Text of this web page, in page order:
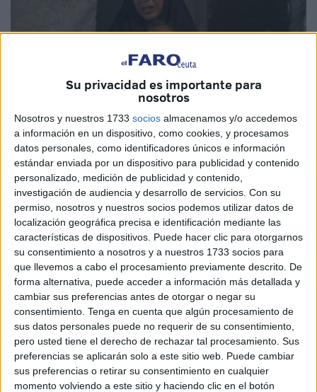
Su privacidad es importante para
nosotros
Nosotros y nuestros 1733 socios almacenamos y/o accedemos
a información en un dispositivo, como cookies, y procesamos
datos personales, como identificadores únicos e información
estándar enviada por un dispositivo para publicidad y contenido
personalizado, medición de publicidad y contenido,
investigación de audiencia y desarrollo de servicios. Con su
permiso, nosotros y nuestros socios podemos utilizar datos de
localización geográfica precisa e identificación mediante las
características de dispositivos. Puede hacer clic para otorgarnos
su consentimiento a nosotros y a nuestros 1733 socios para
que llevemos a cabo el procesamiento previamente descrito. De
forma alternativa, puede acceder a información más detallada y
cambiar sus preferencias antes de otorgar o negar su
consentimiento. Tenga en cuenta que algún procesamiento de
sus datos personales puede no requerir de su consentimiento,
pero usted tiene el derecho de rechazar tal procesamiento. Sus
preferencias se aplicarán solo a este sitio web. Puede cambiar
sus preferencias o retirar su consentimiento en cualquier
momento volviendo a este sitio y haciendo clic en el botón
EFE
El valor absoluto de la vida
La vida es sagrada.Los valores religiosos nos enseñan
quelaumma(la comunidad musulmana global)es como
un solo cuerpo: cuando una parte sufre, todo el
cuerpo se resiente.Esta enseñanza no es una metáfora
poética, sino un principio ético profundo que nos interpela
ante cada injusticia, cada crimen, cada dolor que golpea a
cualquier miembro de nuestra comunidad, sin importar su
lugar, su lengua o su frontera. Y hoy, ese sufrimiento tiene
nombre:Gaza.